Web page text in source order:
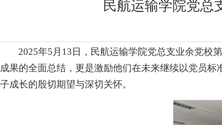
民航运输学院党总
2025年5月13日，民航运输学院党总支业余党校
成果的全面总结，更是激励他们在未来继续以党员
子成长的殷切期望与深切关怀。